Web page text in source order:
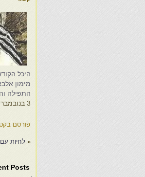
היכל
מימון
התפילה
3 בנובמבר 2014
פורסם
« לחיות
Posts